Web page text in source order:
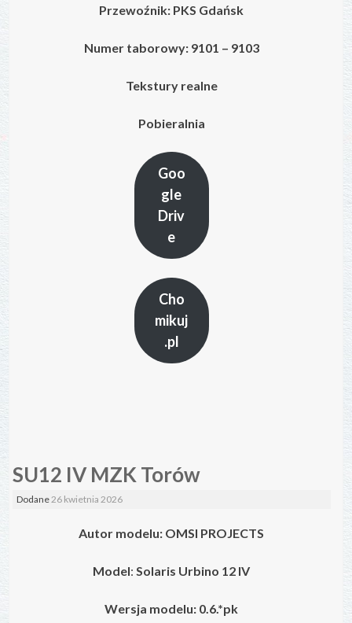
Przewoźnik: PKS Gdańsk
Numer taborowy: 9101 – 9103
Tekstury realne
Pobieralnia
Goo
gle
Driv
e
Cho
mikuj
.pl
SU12 IV MZK Torów
Dodane26 kwietnia 2026
Autor modelu: OMSI PROJECTS
Model:Solaris Urbino 12 IV
Wersja modelu: 0.6.*pk